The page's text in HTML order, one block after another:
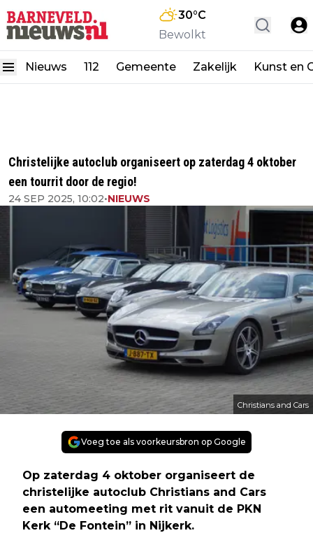
30°C
Bewolkt
Nieuws 112 Gemeente Zakelijk Kunst en
Christelijke autoclub organiseert op zaterdag 4 oktober
een tourrit door de regio!
24 SEP 2025, 10:02•NIEUWS
Christians and Cars
Voeg toe als voorkeursbron op Google
Op zaterdag 4 oktober organiseert de
christelijke autoclub Christians and Cars
een automeeting met rit vanuit de PKN
Kerk “De Fontein” in Nijkerk.